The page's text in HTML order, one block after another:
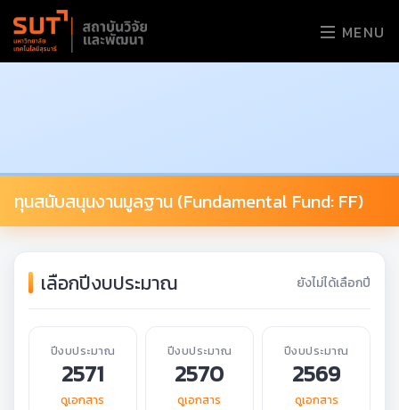
MENU
ทุนสนับสนุนงานมูลฐาน (Fundamental Fund: FF)
เลือกปีงบประมาณ ยังไม่ได้เลือกปี
ปีงบประมาณ
2571
ดูเอกสาร
ปีงบประมาณ
2570
ดูเอกสาร
ปีงบประมาณ
2569
ดูเอกสาร